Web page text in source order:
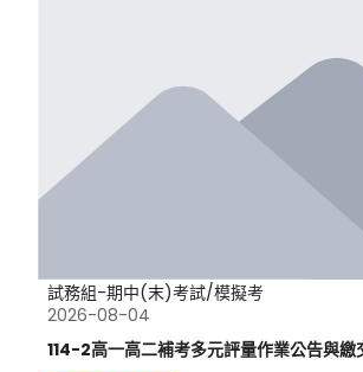
試務組-期中(末)考試/模擬考
2026-08-04
114-2高一高二補考多元評量作業公告與